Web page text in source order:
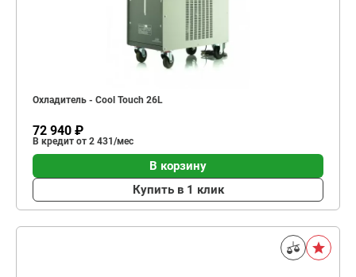
Охладитель - Cool Touch 26L
72 940 ₽
В кредит от 2 431/мес
В корзину
Купить в 1 клик